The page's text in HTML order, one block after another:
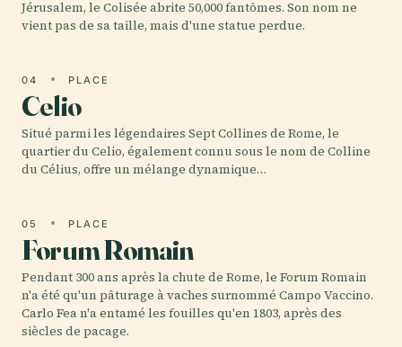
Jérusalem, le Colisée abrite 50,000 fantômes. Son nom ne
vient pas de sa taille, mais d'une statue perdue.
04 PLACE
Celio
Situé parmi les légendaires Sept Collines de Rome, le
quartier du Celio, également connu sous le nom de Colline
du Célius, offre un mélange dynamique…
05 PLACE
Forum Romain
Pendant 300 ans après la chute de Rome, le Forum Romain
n'a été qu'un pâturage à vaches surnommé Campo Vaccino.
Carlo Fea n'a entamé les fouilles qu'en 1803, après des
siècles de pacage.